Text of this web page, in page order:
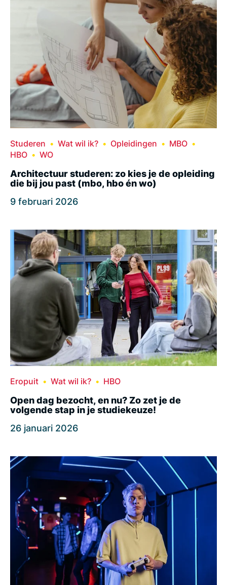
Studeren Wat wil ik? Opleidingen
MBO
HBO
WO
Architectuur studeren: zo kies je de opleiding
die bij jou past (mbo, hbo én wo)
9 februari 2026
Eropuit Wat wil ik? HBO
Open dag bezocht, en nu? Zo zet je de
volgende stap in je studiekeuze!
26 januari 2026